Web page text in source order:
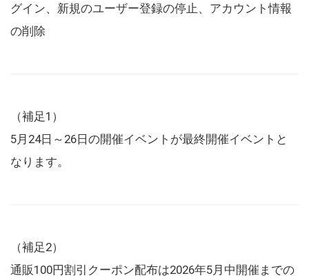
グイン、新規のユーザー登録の停止、アカウント情報
の削除
（補足1）
5月24日～26日の開催イベントが最終開催イベントと
なります。
（補足2）
通販100円割引クーポン配布は2026年5月中開催までの